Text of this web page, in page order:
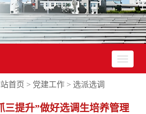
首页 > 党建工作 > 选派选调
三提升”做好选调生培养管理